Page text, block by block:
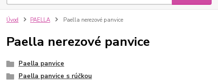
Úvod PAELLA Paella nerezové panvice
Paella nerezové panvice
Paella panvice
Paella panvice s rúčkou